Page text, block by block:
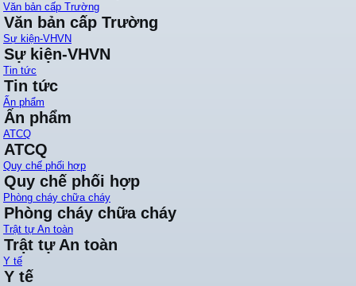
Văn bản cấp Trường
Văn bản cấp Trường
Sự kiện-VHVN
Sự kiện-VHVN
Tin tức
Tin tức
Ấn phẩm
Ấn phẩm
ATCQ
ATCQ
Quy chế phối hợp
Quy chế phối hợp
Phòng cháy chữa cháy
Phòng cháy chữa cháy
Trật tự An toàn
Trật tự An toàn
Y tế
Y tế